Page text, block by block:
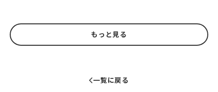
もっと見る
一覧に戻る